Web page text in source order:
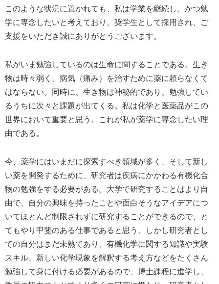
このような状況に置かれても、私は学業を継続し、かつ勉
学に専念したいと考えており、奨学生として採用され、ご
支援をいただき誠にありがとうございます。
私がいま勉強しているのは生命に関することである。生き
物は時々弱く、病気（痛み）を治すために薬に頼らなくて
はならない。同時に、生き物は神秘的であり、勉強してい
るうちに次々と課題が出てくる。私は化学と医薬品がこの
世界において重要と思う。これが私が薬学に専念したい理
由である。
今、薬学にはいまだに探索すべき領域が多く、そして新し
い薬を開発するために、研究者は疾病にかかわる有機化合
物の勉強をする必要がある。大学で研究することはより自
由で、自分の興味を持ったことや面白そうなアイデアにつ
いてほとんど制限されずに研究することができるので、と
てもやり甲斐のある仕事であると思う。しかし研究者とし
ての自分はまだ未熟であり、有機化学に関する知識や実験
スキル、新しい化学現象を解釈する考え方などをたくさん
勉強して身に付ける必要があるので、博士課程に進学し、